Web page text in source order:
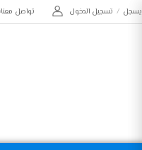
تواصل معنا تسجيل الدخول / يسجل